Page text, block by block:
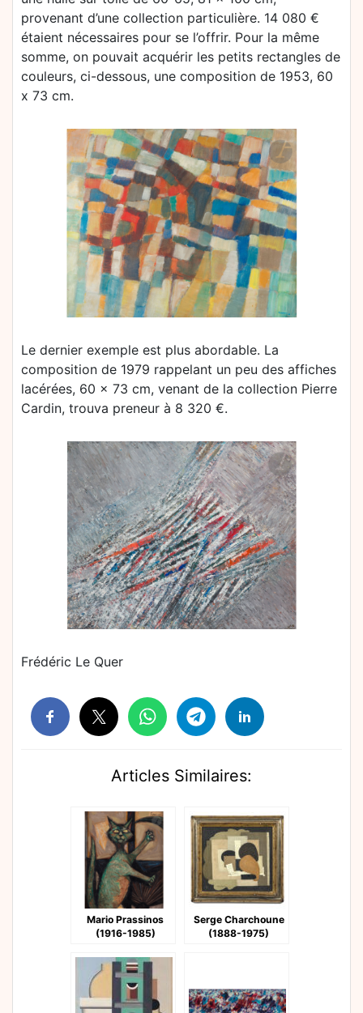
provenant d’une collection particulière. 14 080 €
étaient nécessaires pour se l’offrir. Pour la même
somme, on pouvait acquérir les petits rectangles de
couleurs, ci-dessous, une composition de 1953, 60
x 73 cm.
Le dernier exemple est plus abordable. La
composition de 1979 rappelant un peu des affiches
lacérées, 60 x 73 cm, venant de la collection Pierre
Cardin, trouva preneur à 8 320 €.
Frédéric Le Quer
Articles Similaires:
Mario Prassinos
(1916-1985)
Serge Charchoune
(1888-1975)